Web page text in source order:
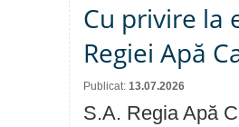
Cu privire la
Regiei Apă
Publicat: 13.07.2026
S.A. Regia Apă